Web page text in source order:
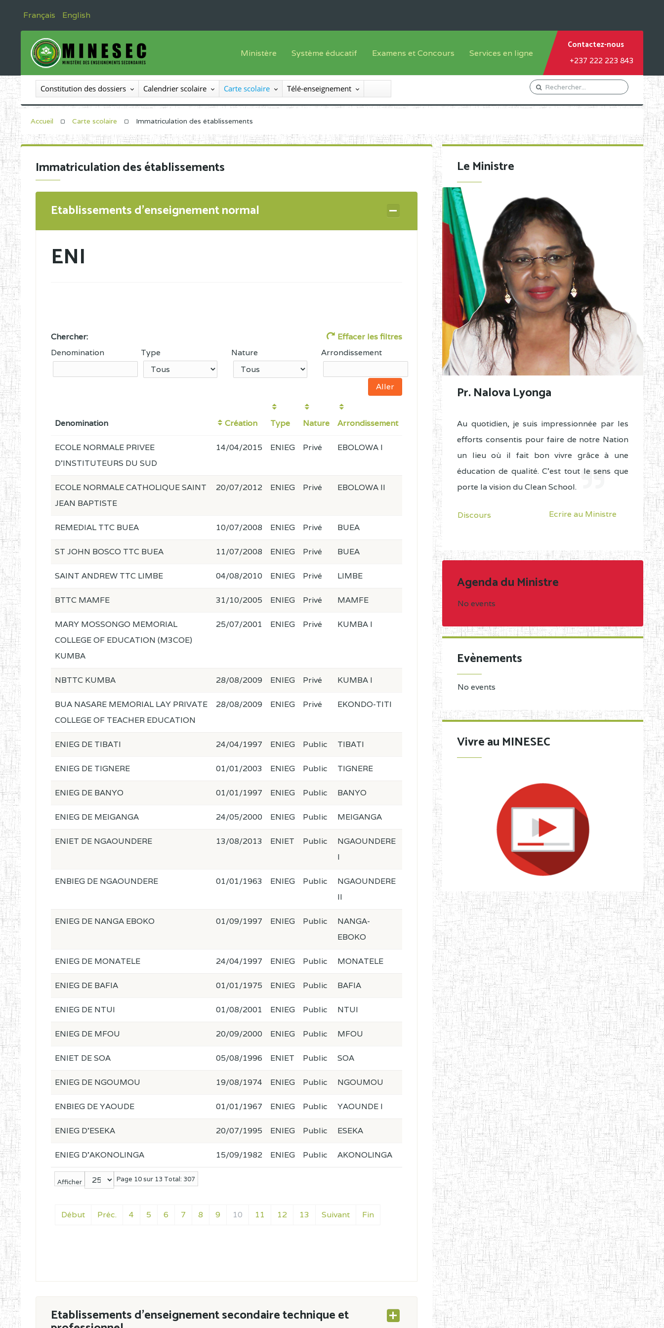
Français English
Ministère
Le Ministre
Le SEESEN
Inspection Générale des Enseignements
Organigramme
Système éducatif
Offre de formation
Sous système francophone
Progammes d'études
Examens et Concours
Inscriptions
Liste des candidats
Diplômes disponibles
Services en ligne
Orientation Conseil
Gestion du Personnel
Demande de subvention
Contactez-nous
+237 222 223 843
Constitution des dossiers Calendrier scolaire Carte scolaire Télé-enseignement
Accueil Carte scolaire Immatriculation des établissements
Immatriculation des établissements
Etablissements d'enseignement normal
ENI
Chercher:
Effacer les filtres
Denomination
Type Nature Arrondissement
Denomination Création Type Nature Arrondissement
Afficher Page 10 sur 13 Total: 307
Début Préc. 4 5 6 7 8 9 10 11 12 13 Suivant Fin
ECOLE NORMALE PRIVEE
D'INSTITUTEURS DU SUD
14/04/2015 ENIEG Privé EBOLOWA I
ECOLE NORMALE CATHOLIQUE SAINT
JEAN BAPTISTE
20/07/2012 ENIEG Privé EBOLOWA II
REMEDIAL TTC BUEA 10/07/2008 ENIEG Privé BUEA
ST JOHN BOSCO TTC BUEA 11/07/2008 ENIEG Privé BUEA
SAINT ANDREW TTC LIMBE 04/08/2010 ENIEG Privé LIMBE
BTTC MAMFE 31/10/2005 ENIEG Privé MAMFE
MARY MOSSONGO MEMORIAL
COLLEGE OF EDUCATION (M3COE)
KUMBA
25/07/2001 ENIEG Privé KUMBA I
NBTTC KUMBA 28/08/2009 ENIEG Privé KUMBA I
BUA NASARE MEMORIAL LAY PRIVATE
COLLEGE OF TEACHER EDUCATION
28/08/2009 ENIEG Privé EKONDO-TITI
ENIEG DE TIBATI 24/04/1997 ENIEG Public TIBATI
ENIEG DE TIGNERE 01/01/2003 ENIEG Public TIGNERE
ENIEG DE BANYO 01/01/1997 ENIEG Public BANYO
ENIEG DE MEIGANGA 24/05/2000 ENIEG Public MEIGANGA
ENIET DE NGAOUNDERE 13/08/2013 ENIET Public
NGAOUNDERE
I
ENBIEG DE NGAOUNDERE 01/01/1963 ENIEG Public
NGAOUNDERE
II
ENIEG DE NANGA EBOKO 01/09/1997 ENIEG Public
NANGA-
EBOKO
ENIEG DE MONATELE 24/04/1997 ENIEG Public MONATELE
ENIEG DE BAFIA 01/01/1975 ENIEG Public BAFIA
ENIEG DE NTUI 01/08/2001 ENIEG Public NTUI
ENIEG DE MFOU 20/09/2000 ENIEG Public MFOU
ENIET DE SOA 05/08/1996 ENIET Public SOA
ENIEG DE NGOUMOU 19/08/1974 ENIEG Public NGOUMOU
ENBIEG DE YAOUDE 01/01/1967 ENIEG Public YAOUNDE I
ENIEG D'ESEKA 20/07/1995 ENIEG Public ESEKA
ENIEG D'AKONOLINGA 15/09/1982 ENIEG Public AKONOLINGA
Etablissements d'enseignement secondaire technique et
Le Ministre
Pr. Nalova Lyonga
Au quotidien, je suis impressionnée par les
efforts consentis pour faire de notre Nation
un lieu où il fait bon vivre grâce à une
éducation de qualité. C'est tout le sens que
porte la vision du Clean School.
Discours Ecrire au Ministre
Agenda du Ministre
No events
Evènements
No events
Vivre au MINESEC